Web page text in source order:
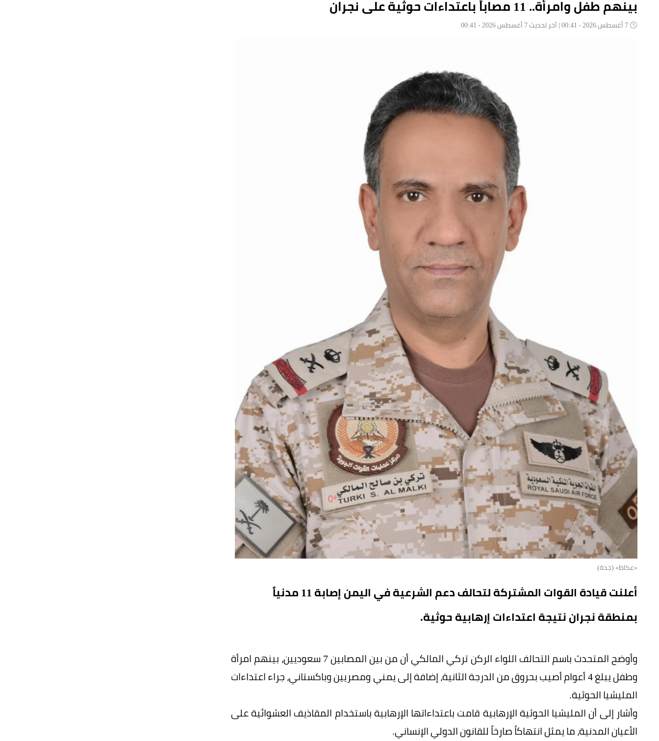
بينهم طفل وامرأة.. 11 مصاباً باعتداءات حوثية على نجران
«عكاظ» (جدة)
أعلنت قيادة القوات المشتركة لتحالف دعم الشرعية في اليمن إصابة 11 مدنياً
بمنطقة نجران نتيجة اعتداءات إرهابية حوثية.
وأوضح المتحدث باسم التحالف اللواء الركن تركي المالكي أن من بين المصابين 7 سعوديين، بينهم امرأة
وطفل يبلغ 4 أعوام أصيب بحروق من الدرجة الثانية، إضافة إلى يمني ومصريين وباكستاني، جراء اعتداءات
المليشيا الحوثية.
وأشار إلى أن المليشيا الحوثية الإرهابية قامت باعتداءاتها الإرهابية باستخدام المقاذيف العشوائية على
الأعيان المدنية، ما يمثل انتهاكاً صارخاً للقانون الدولي الإنساني.